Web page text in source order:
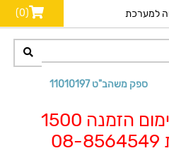
למערכת (0)
ספק משהב"ט 11010197
שים לב! מינימום הזמנה 1500